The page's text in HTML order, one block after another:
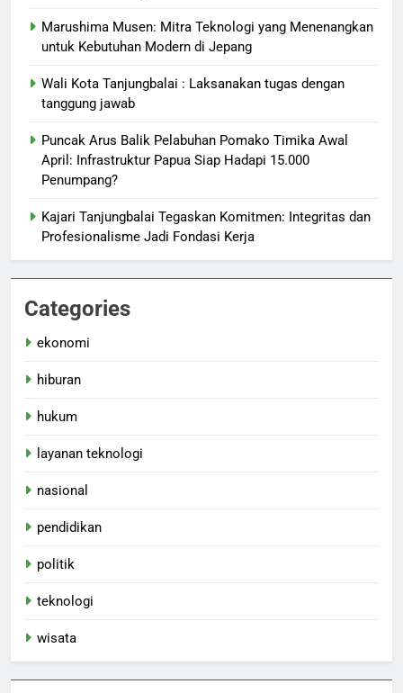
Marushima Musen: Mitra Teknologi yang Menenangkan
untuk Kebutuhan Modern di Jepang
Wali Kota Tanjungbalai : Laksanakan tugas dengan
tanggung jawab
Puncak Arus Balik Pelabuhan Pomako Timika Awal
April: Infrastruktur Papua Siap Hadapi 15.000
Penumpang?
Kajari Tanjungbalai Tegaskan Komitmen: Integritas dan
Profesionalisme Jadi Fondasi Kerja
Categories
ekonomi
hiburan
hukum
layanan teknologi
nasional
pendidikan
politik
teknologi
wisata